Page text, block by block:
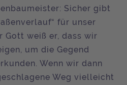
Sicher gibt
für unser
Gott weiß er, dass wir
um die Gegend
Wenn wir dann
Weg vielleicht